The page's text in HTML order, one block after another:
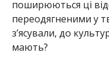
поширюються ці
переодягненими у
з’ясували, до
мають?